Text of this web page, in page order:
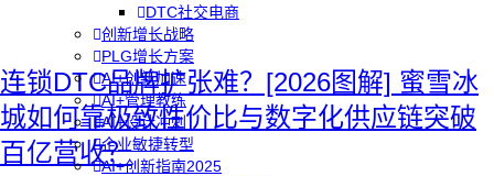
DTC社交电商
创新增长战略
PLG增长方案
AI+创新加速
AI+管理教练
AI+设计冲刺
企业敏捷转型
AI+创新指南2025
连锁DTC品牌扩张难？[2026图解] 蜜雪冰
城如何靠极致性价比与数字化供应链突破
百亿营收？